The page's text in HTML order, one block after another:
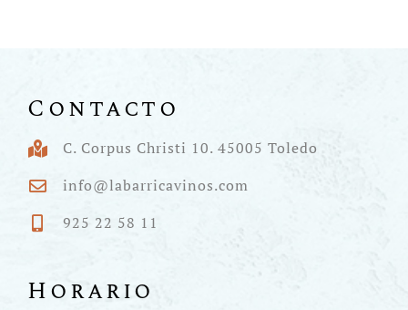
Contacto
C. Corpus Christi 10. 45005 Toledo
info@labarricavinos.com
925 22 58 11
Horario